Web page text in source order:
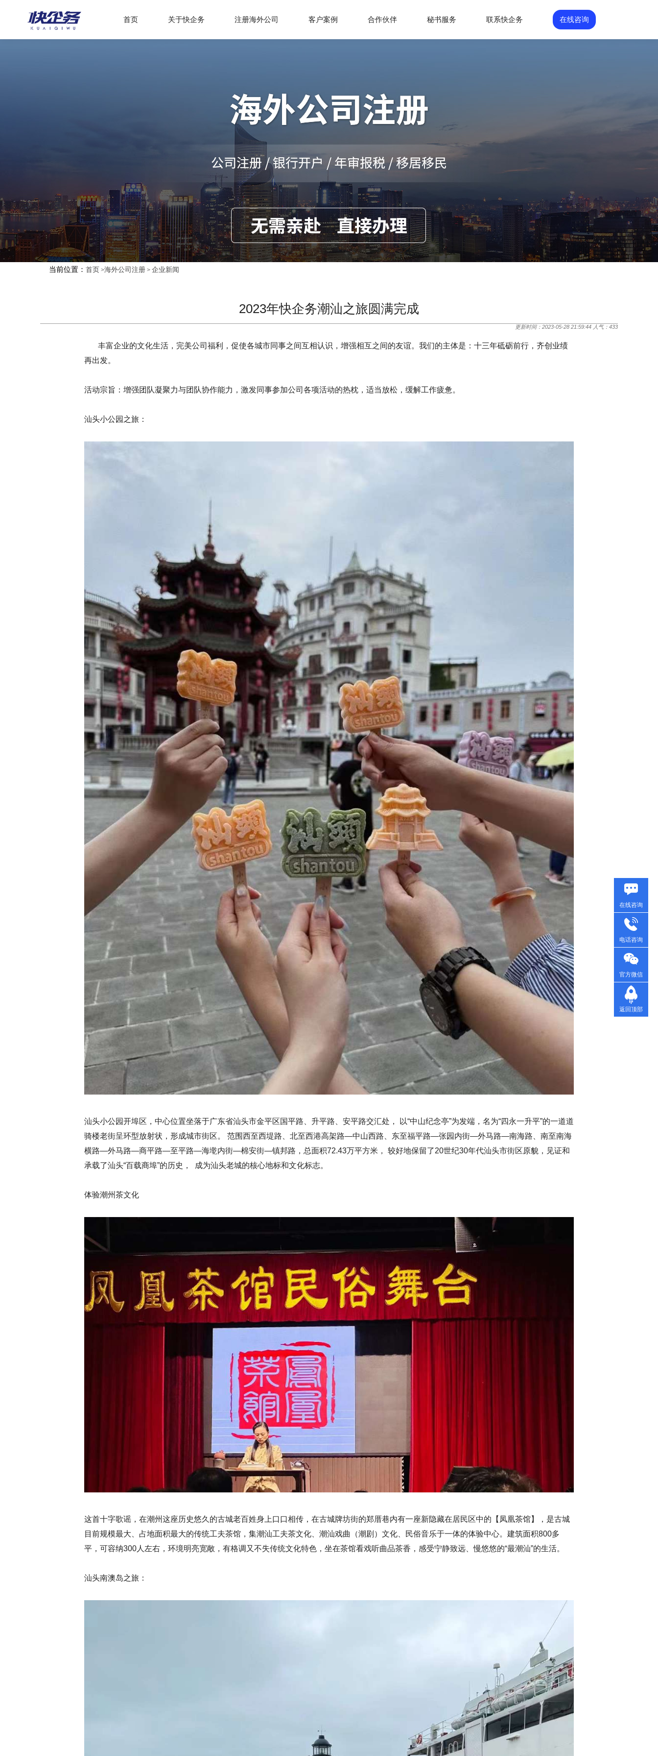
首页 关于快企务 注册海外公司 客户案例 合作伙伴 秘书服务 联系快企务 在线咨询
当前位置： 首页 >海外公司注册 > 企业新闻
2023年快企务潮汕之旅圆满完成
更新时间：2023-05-28 21:59:44 人气： 433
丰富企业的文化生活，完美公司福利，促使各城市同事之间互相认识，增强相互之间的友谊。我们的主体是：十三年砥砺前行，齐创业绩
再出发。
活动宗旨：增强团队凝聚力与团队协作能力，激发同事参加公司各项活动的热枕，适当放松，缓解工作疲惫。
汕头小公园之旅：
汕头小公园开埠区，中心位置坐落于广东省汕头市金平区国平路、升平路、安平路交汇处， 以“中山纪念亭”为发端，名为“四永一升平”的一道道
骑楼老街呈环型放射状，形成城市街区。 范围西至西堤路、北至西港高架路—中山西路、东至福平路—张园内街—外马路—南海路、南至南海
横路—外马路—商平路—至平路—海墘内街—棉安街—镇邦路，总面积72.43万平方米， 较好地保留了20世纪30年代汕头市街区原貌，见证和
承载了汕头“百载商埠”的历史， 成为汕头老城的核心地标和文化标志。
体验潮州茶文化
这首十字歌谣，在潮州这座历史悠久的古城老百姓身上口口相传，在古城牌坊街的郑厝巷内有一座新隐藏在居民区中的【凤凰茶馆】，是古城
目前规模最大、占地面积最大的传统工夫茶馆，集潮汕工夫茶文化、潮汕戏曲（潮剧）文化、民俗音乐于一体的体验中心。建筑面积800多
平，可容纳300人左右，环境明亮宽敞，有格调又不失传统文化特色，坐在茶馆看戏听曲品茶香，感受宁静致远、慢悠悠的“最潮汕”的生活。
汕头南澳岛之旅：
在线咨询
电话咨询
官方微信
返回顶部